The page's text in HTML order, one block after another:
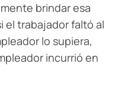
brindar esa
el trabajador faltó al
lo supiera,
incurrió en